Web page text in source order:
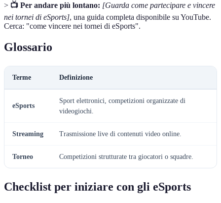
> 📺 Per andare più lontano: [Guarda come partecipare e vincere
nei tornei di eSports], una guida completa disponibile su YouTube.
Cerca: "come vincere nei tornei di eSports".
Glossario
Terme Definizione
eSports
Sport elettronici, competizioni organizzate di
videogiochi.
Streaming Trasmissione live di contenuti video online.
Torneo Competizioni strutturate tra giocatori o squadre.
Checklist per iniziare con gli eSports